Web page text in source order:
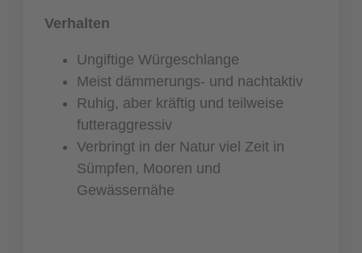
Verhalten
Ungiftige Würgeschlange
Meist dämmerungs- und nachtaktiv
Ruhig, aber kräftig und teilweise
futteraggressiv
Verbringt in der Natur viel Zeit in
Sümpfen, Mooren und
Gewässernähe